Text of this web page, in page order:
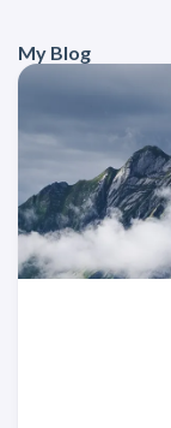
My Blog